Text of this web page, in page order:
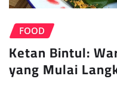
FOOD
Ketan Bintul:
yang Mulai